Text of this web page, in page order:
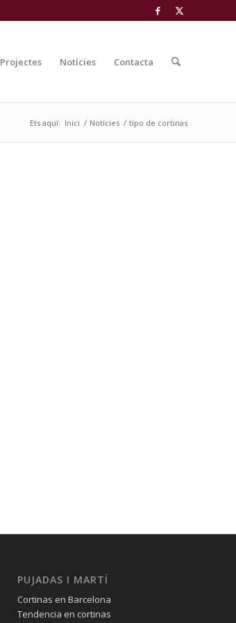
Projectes Notícies Contacta
Ets aquí: Inici / Notícies / tipo de cortinas
PUJADAS I MARTÍ
Cortinas en Barcelona
Tendencia en cortinas